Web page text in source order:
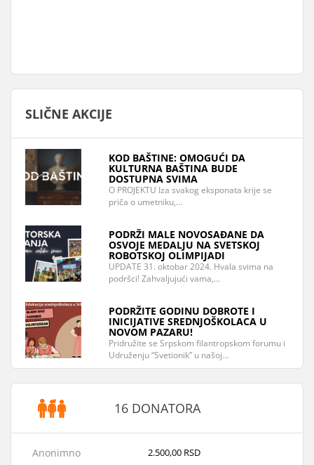
SLIČNE AKCIJE
KOD BAŠTINE: OMOGUĆI DA
KULTURNA BAŠTINA BUDE
DOSTUPNA SVIMA
O PROJEKTU Iza svakog eksponata krije se
priča o umetniku,…
PODRŽI MALE NOVOSAĐANE DA
OSVOJE MEDALJU NA SVETSKOJ
ROBOTSKOJ OLIMPIJADI
UPDATE 31. oktobar 2024. Hvala svima na
podršci! Zahvaljujući vama,…
PODRŽITE GODINU DOBROTE I
INICIJATIVE SREDNJOŠKOLACA U
NOVOM PAZARU!
Pridružite se Srpskom filantropskom forumu i
Udruženju “Svetionik” u našoj…
16 DONATORA
Anonimno 2.500,00 RSD